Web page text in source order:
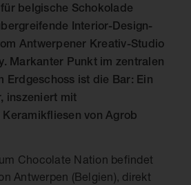
belgische Schokolade
Interior-Design-
Antwerpener Kreativ-Studio
Markanter Punkt im zentralen
Erdgeschoss ist die Bar: Ein
inszeniert mit
von Agrob
Chocolate Nation befindet
Antwerpen (Belgien), direkt